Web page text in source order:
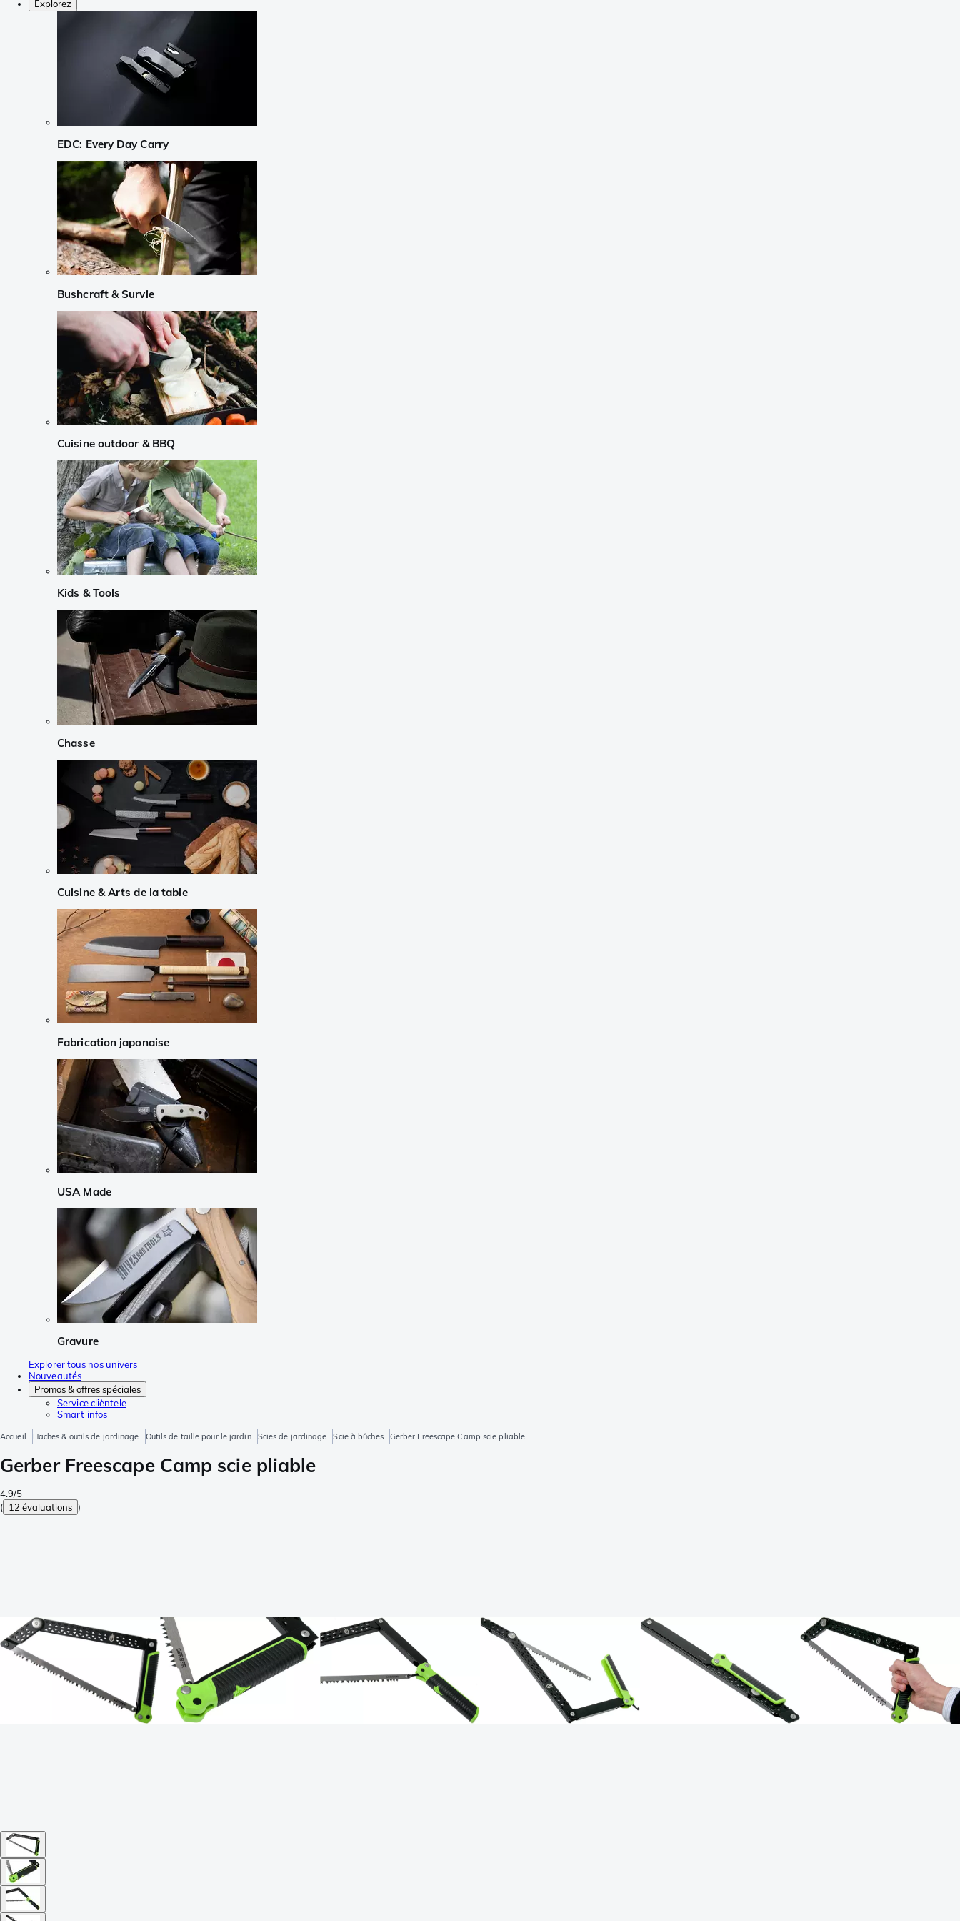
Explorez
EDC: Every Day Carry
Bushcraft & Survie
Cuisine outdoor & BBQ
Kids & Tools
Chasse
Cuisine & Arts de la table
Fabrication japonaise
USA Made
Gravure
Explorer tous nos univers
Nouveautés
Promos & offres spéciales
Service clièntele
Smart infos
Accueil Haches & outils de jardinage Outils de taille pour le jardin Scies de jardinage Scie à bûches Gerber Freescape Camp scie pliable
Gerber Freescape Camp scie pliable
4.9/5
( 12 évaluations )